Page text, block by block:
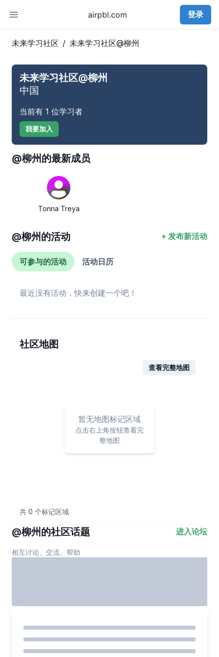
airpbl.com 登录
未来学习社区 / 未来学习社区@柳州
未来学习社区@柳州
中国
当前有 1 位学习者
我要加入
@柳州的最新成员
Tonna Treya
@柳州的活动 + 发布新活动
可参与的活动 活动日历
最近没有活动，快来创建一个吧！
社区地图
查看完整地图
暂无地图标记区域
点击右上角按钮查看完
整地图
共 0 个标记区域
@柳州的社区话题 进入论坛
相互讨论、交流、帮助